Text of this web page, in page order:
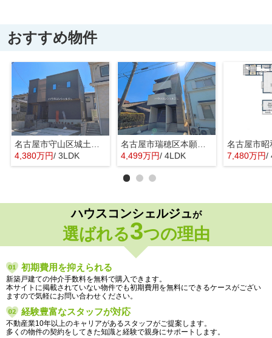
おすすめ物件
名古屋市守山区城土町22【仲介手数料無料】新築一戸建て 1号棟
4,380万円/ 3LDK
名古屋市瑞穂区本願寺町１丁目16【仲介手数料無料】新築一戸建て 1号棟
4,499万円/ 4LDK 7,480万円/
ハウスコンシェルジュが
選ばれる3つの理由
初期費用を抑えられる
新築戸建ての仲介手数料を無料で購入できます。
本サイトに掲載されていない物件でも初期費用を無料にできるケースがござい
ますので気軽にお問い合わせください。
経験豊富なスタッフが対応
不動産業10年以上のキャリアがあるスタッフがご提案します。
多くの物件の契約をしてきた知識と経験で親身にサポートします。